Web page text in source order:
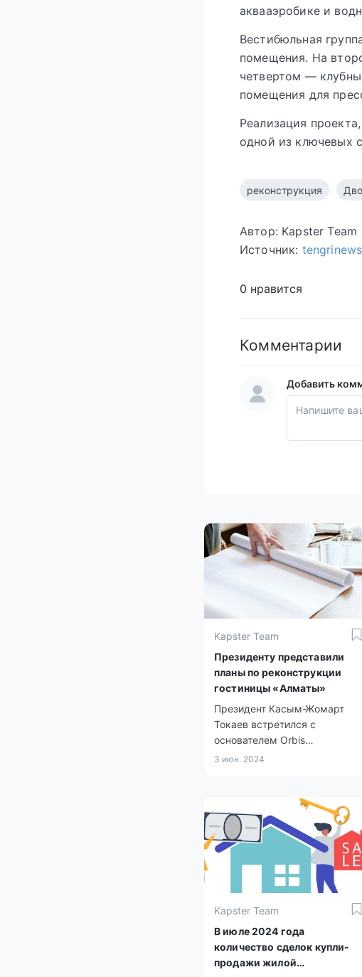
аквааэробике и
Вестибюльная
помещения. На
четвертом —
помещения для
Реализация
одной из ключевых
реконструкция
Автор: Kapster Team
Источник:
0 нравится
Комментарии
Добавить
Kapster Team
Президенту представили
планы по реконструкции
гостиницы «Алматы»
Президент Касым-Жомарт
Токаев встретился с
основателем Orbis
Kazakhstan Фаррухом
3 июн. 2024
Kapster Team
В июле 2024 года
количество сделок купли-
продажи жилой